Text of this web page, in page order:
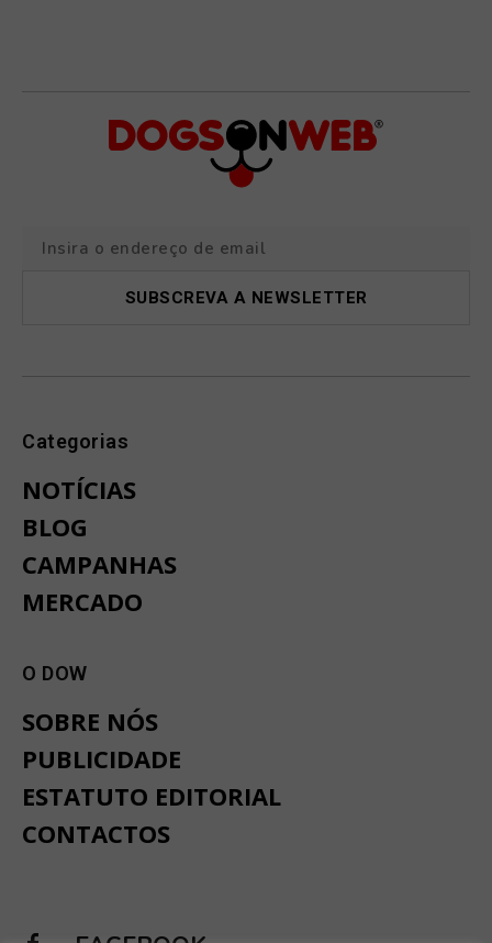
Categorias
NOTÍCIAS
BLOG
CAMPANHAS
MERCADO
O DOW
SOBRE NÓS
PUBLICIDADE
ESTATUTO EDITORIAL
CONTACTOS